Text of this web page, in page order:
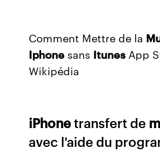
Comment Mettre de la
Iphone sans Itunes App
Wikipédia
iPhonetransfert de
avec l'aide du